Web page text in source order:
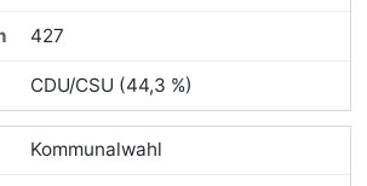
427
CDU/CSU (44,3 %)
Kommunalwahl